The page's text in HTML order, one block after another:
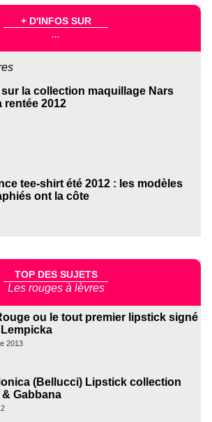
+ D'INFOS SUR
...
sur la collection maquillage Nars
rentée 2012
tee-shirt été 2012 : les modèles
ont la côte
TOP DES SUJETS
Les rouges à lèvres
ou le tout premier lipstick signé
2013
(Bellucci) Lipstick collection
& Gabbana